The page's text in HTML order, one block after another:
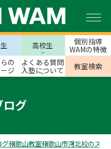
高校生
個別指導
WAMの特徴
の
ジ
よくある質問
入塾について
教室検索
グ
グ和歌山教室和歌山市河北校のスタ